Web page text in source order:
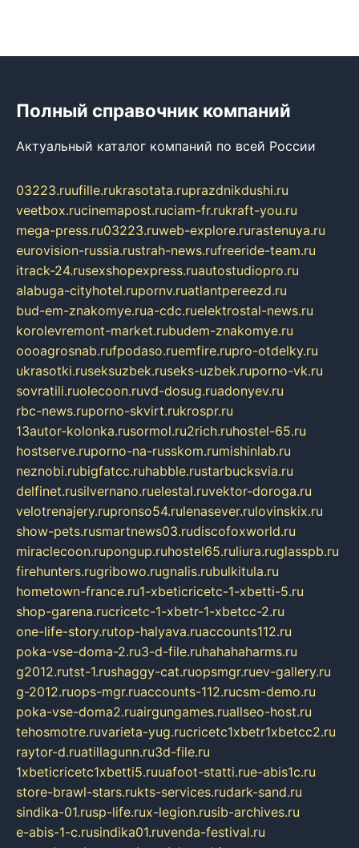
Полный справочник компаний
Актуальный каталог компаний по всей России
03223.ruufille.rukrasotata.ruprazdnikdushi.ru
veetbox.rucinemapost.ruciam-fr.rukraft-you.ru
mega-press.ru03223.ruweb-explore.rurastenuya.ru
eurovision-russia.rustrah-news.rufreeride-team.ru
itrack-24.rusexshopexpress.ruautostudiopro.ru
alabuga-cityhotel.rupornv.ruatlantpereezd.ru
bud-em-znakomye.rua-cdc.ruelektrostal-news.ru
korolevremont-market.rubudem-znakomye.ru
oooagrosnab.rufpodaso.ruemfire.rupro-otdelky.ru
ukrasotki.ruseksuzbek.ruseks-uzbek.ruporno-vk.ru
sovratili.ruolecoon.ruvd-dosug.ruadonyev.ru
rbc-news.ruporno-skvirt.rukrospr.ru
13autor-kolonka.rusormol.ru2rich.ruhostel-65.ru
hostserve.ruporno-na-russkom.rumishinlab.ru
neznobi.rubigfatcc.ruhabble.rustarbucksvia.ru
delfinet.rusilvernano.ruelestal.ruvektor-doroga.ru
velotrenajery.rupronso54.rulenasever.rulovinskix.ru
show-pets.rusmartnews03.rudiscofoxworld.ru
miraclecoon.rupongup.ruhostel65.ruliura.ruglasspb.ru
firehunters.rugribowo.rugnalis.rubulkitula.ru
hometown-france.ru1-xbeticricetc-1-xbetti-5.ru
shop-garena.rucricetc-1-xbetr-1-xbetcc-2.ru
one-life-story.rutop-halyava.ruaccounts112.ru
poka-vse-doma-2.ru3-d-file.ruhahahaharms.ru
g2012.rutst-1.rushaggy-cat.ruopsmgr.ruev-gallery.ru
g-2012.ruops-mgr.ruaccounts-112.rucsm-demo.ru
poka-vse-doma2.ruairgungames.ruallseo-host.ru
tehosmotre.ruvarieta-yug.rucricetc1xbetr1xbetcc2.ru
raytor-d.ruatillagunn.ru3d-file.ru
1xbeticricetc1xbetti5.ruuafoot-statti.rue-abis1c.ru
store-brawl-stars.rukts-services.rudark-sand.ru
sindika-01.rusp-life.rux-legion.rusib-archives.ru
e-abis-1-c.rusindika01.ruvenda-festival.ru